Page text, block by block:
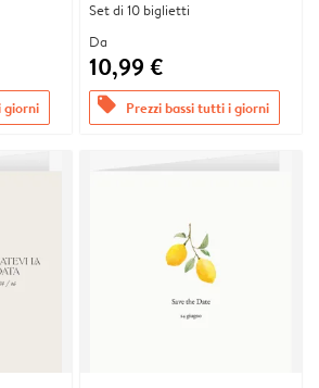
giorni
Set di 10 biglietti
Da
10,99 €
offers Prezzi bassi tutti i giorni